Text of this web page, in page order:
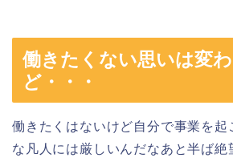
働きたくない思いは変
ど・・・
働きたくはないけど自分で事業を起
な凡人には厳しいんだなあと半ば絶